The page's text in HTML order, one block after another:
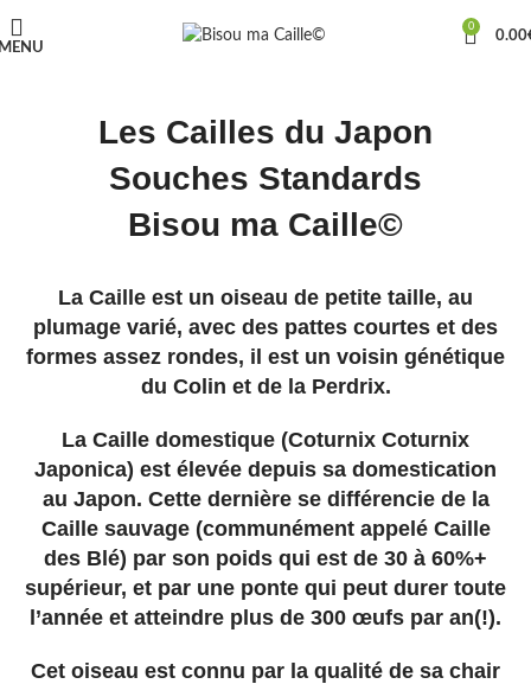
0
0.00
Les Cailles du Japon
Souches Standards
Bisou ma Caille©
La Caille est un oiseau de petite taille, au
plumage varié, avec des pattes courtes et des
formes assez rondes, il est un voisin génétique
du Colin et de la Perdrix.
La Caille domestique (Coturnix Coturnix
Japonica) est élevée depuis sa domestication
au Japon. Cette dernière se différencie de la
Caille sauvage (communément appelé Caille
des Blé) par son poids qui est de 30 à 60%+
supérieur, et par une ponte qui peut durer toute
l’année et atteindre plus de 300 œufs par an(!).
Cet oiseau est connu par la qualité de sa chair